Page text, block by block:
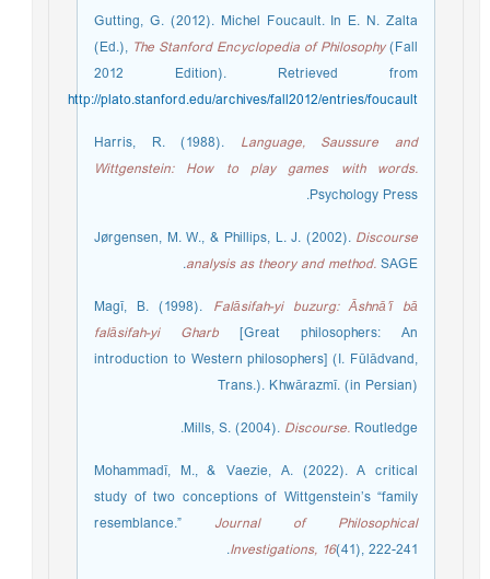
Gutting, G. (2012). Michel Foucault. In E. N. Zalta
(Ed.),The Stanford Encyclopedia of Philosophy(Fall
2012 Edition). Retrieved from
http://plato.stanford.edu/archives/fall2012/entries/foucault
Harris, R. (1988).Language, Saussure and
Wittgenstein: How to play games with words.
Psychology Press.
Jørgensen, M. W., & Phillips, L. J. (2002).Discourse
analysis as theory and method.SAGE.
Magī, B. (1998).Falāsifah-yi buzurg: Āshnā’ī bā
falāsifah-yi Gharb
[Great philosophers: An
introduction to Western philosophers] (I. Fūlādvand,
Trans.). Khwārazmī. (in Persian)
Mills, S. (2004).Discourse. Routledge.
Mohammadī, M., & Vaezie, A. (2022). A critical
study of two conceptions of Wittgenstein’s “family
resemblance.”Journal of Philosophical
Investigations, 16(41), 222-241.